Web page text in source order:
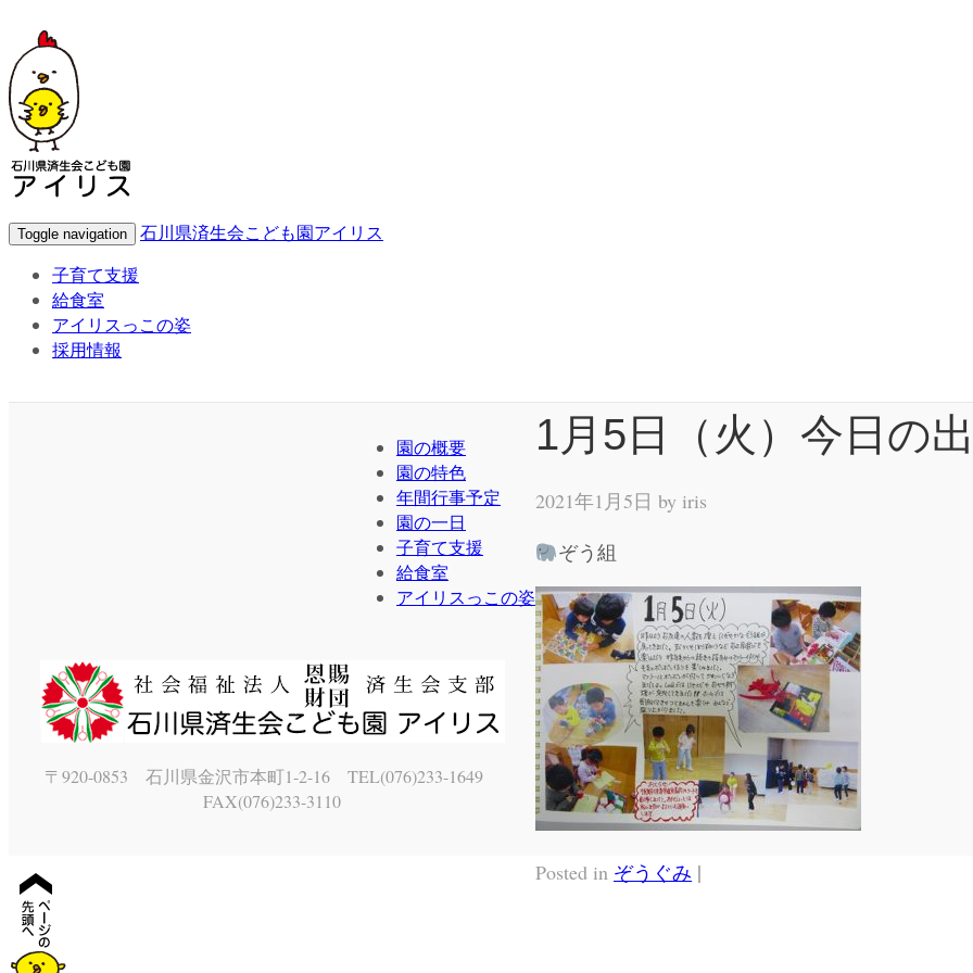
Toggle navigation
石川県済生会こども園アイリス
子育て支援
給食室
アイリスっこの姿
採用情報
1月5日（火）今日の
2021年1月5日 by iris
ぞう組
Posted in ぞうぐみ |
園の概要
園の特色
年間行事予定
園の一日
子育て支援
給食室
アイリスっこの姿
〒920-0853 石川県金沢市本町1-2-16 TEL(076)233-1649
FAX(076)233-3110